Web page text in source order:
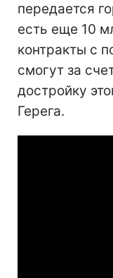
передается
есть еще 10
контракты с
смогут за
достройку
Герега.